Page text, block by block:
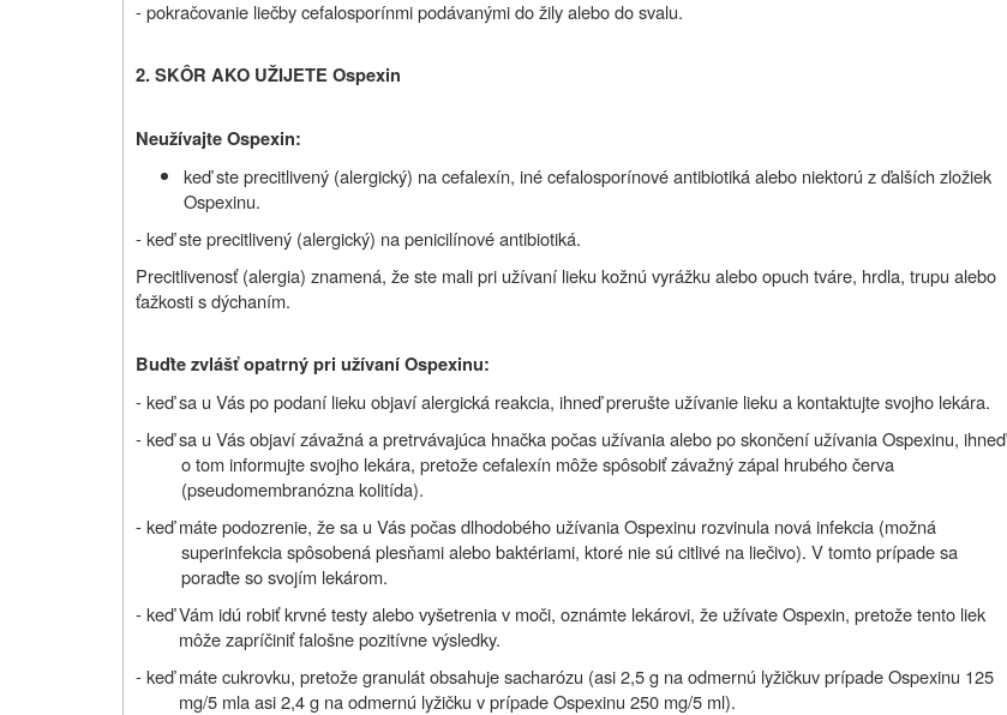
- pokračovanie liečby cefalosporínmi podávanými do žily alebo do svalu.
2. SKÔR AKO UŽIJETE Ospexin
Neužívajte Ospexin:
keď ste precitlivený (alergický) na cefalexín, iné cefalosporínové antibiotiká alebo niektorú z ďalších zložiek
Ospexinu.
- keď ste precitlivený (alergický) na penicilínové antibiotiká.
Precitlivenosť (alergia) znamená, že ste mali pri užívaní lieku kožnú vyrážku alebo opuch tváre, hrdla, trupu alebo
ťažkosti s dýchaním.
Buďte zvlášť opatrný pri užívaní Ospexinu:
- keď sa u Vás po podaní lieku objaví alergická reakcia, ihneď prerušte užívanie lieku a kontaktujte svojho lekára.
- keď sa u Vás objaví závažná a pretrvávajúca hnačka počas užívania alebo po skončení užívania Ospexinu, ihneď
o tom informujte svojho lekára, pretože cefalexín môže spôsobiť závažný zápal hrubého červa
(pseudomembranózna kolitída).
- keď máte podozrenie, že sa u Vás počas dlhodobého užívania Ospexinu rozvinula nová infekcia (možná
superinfekcia spôsobená plesňami alebo baktériami, ktoré nie sú citlivé na liečivo). V tomto prípade sa
poraďte so svojím lekárom.
- keď Vám idú robiť krvné testy alebo vyšetrenia v moči, oznámte lekárovi, že užívate Ospexin, pretože tento liek
môže zapríčiniť falošne pozitívne výsledky.
- keď máte cukrovku, pretože granulát obsahuje sacharózu (asi 2,5 g na odmernú lyžičkuv prípade Ospexinu 125
mg/5 mla asi 2,4 g na odmernú lyžičku v prípadeOspexinu 250 mg/5 ml).